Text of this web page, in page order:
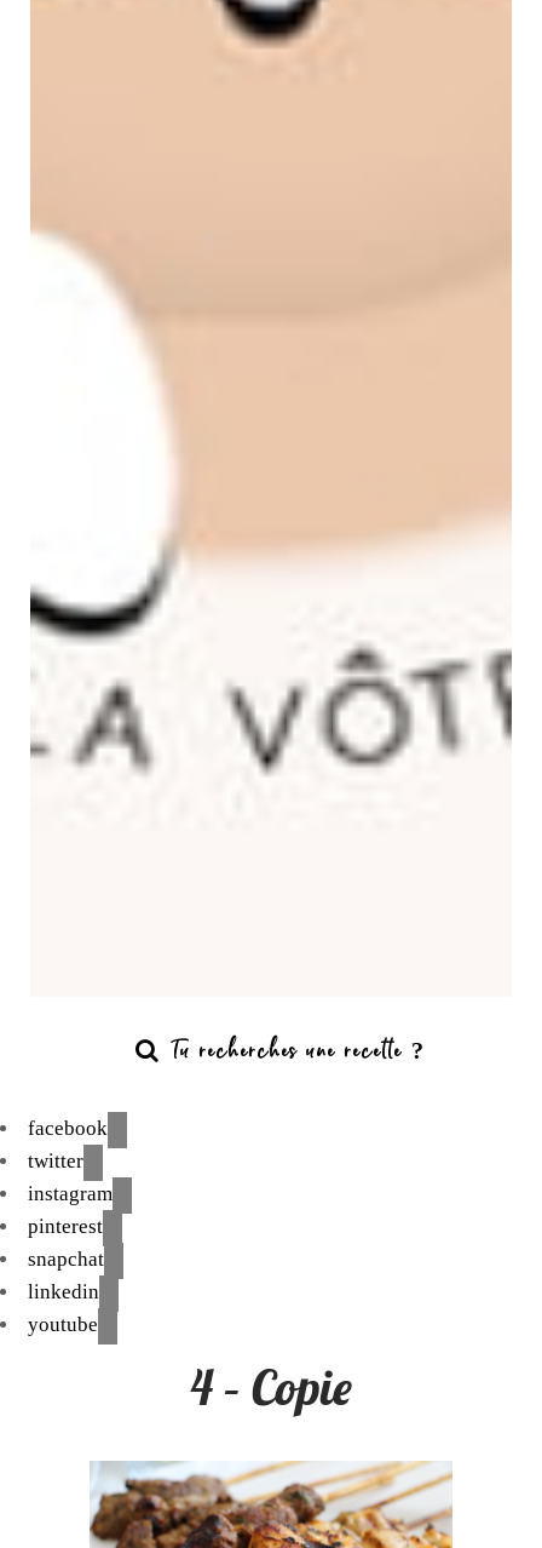
facebook
twitter
instagram
pinterest
snapchat
linkedin
youtube
4 – Copie